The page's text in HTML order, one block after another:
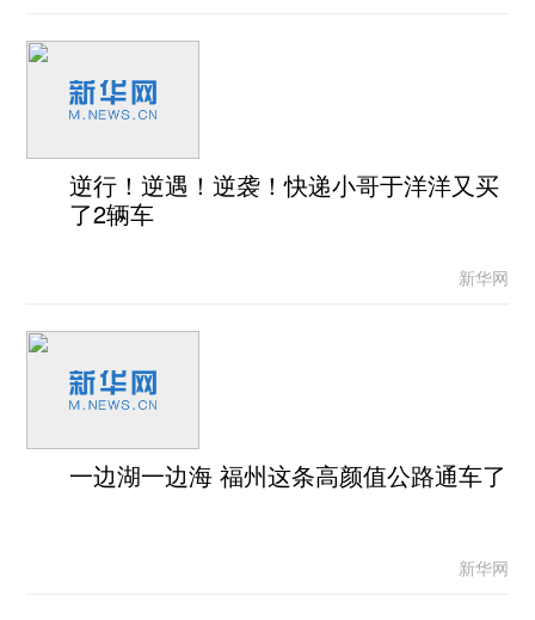
逆行！逆遇！逆袭！快递小哥于洋洋又买
了2辆车
新华网
一边湖一边海 福州这条高颜值公路通车了
新华网